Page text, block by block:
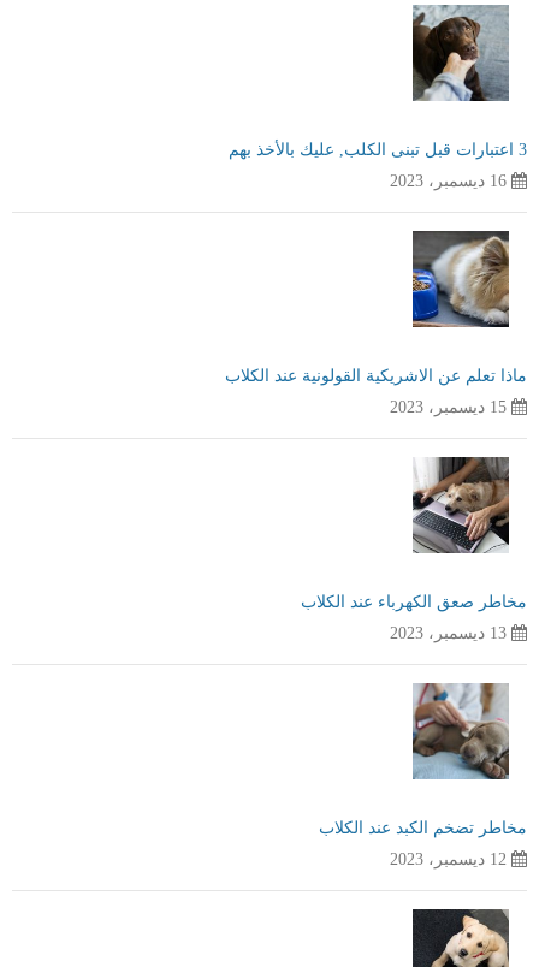
3 اعتبارات قبل تبنى الكلب, عليك بالأخذ بهم
16 ديسمبر، 2023
ماذا تعلم عن الاشريكية القولونية عند الكلاب
15 ديسمبر، 2023
مخاطر صعق الكهرباء عند الكلاب
13 ديسمبر، 2023
مخاطر تضخم الكبد عند الكلاب
12 ديسمبر، 2023